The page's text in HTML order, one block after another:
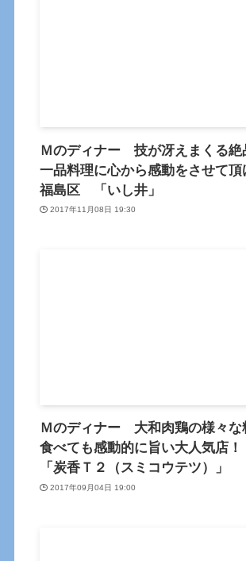
Ｍのディナー 技が冴えまくる絶
一品料理に心から感動をさせて
福島区 「いし井」
2017年11月08日 19:30
Ｍのディナー 大和肉鶏の様々な
食べても感動的に旨い大人気店
「炭香Ｔ２（スミコウテツ）」
2017年09月04日 19:00